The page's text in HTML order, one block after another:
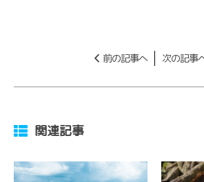
前の記事へ 次の記事
関連記事